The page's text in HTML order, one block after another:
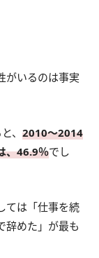
がいるのは事実
、 2010～2014
、46.9％でし
ては「仕事を続
辞めた」が最も